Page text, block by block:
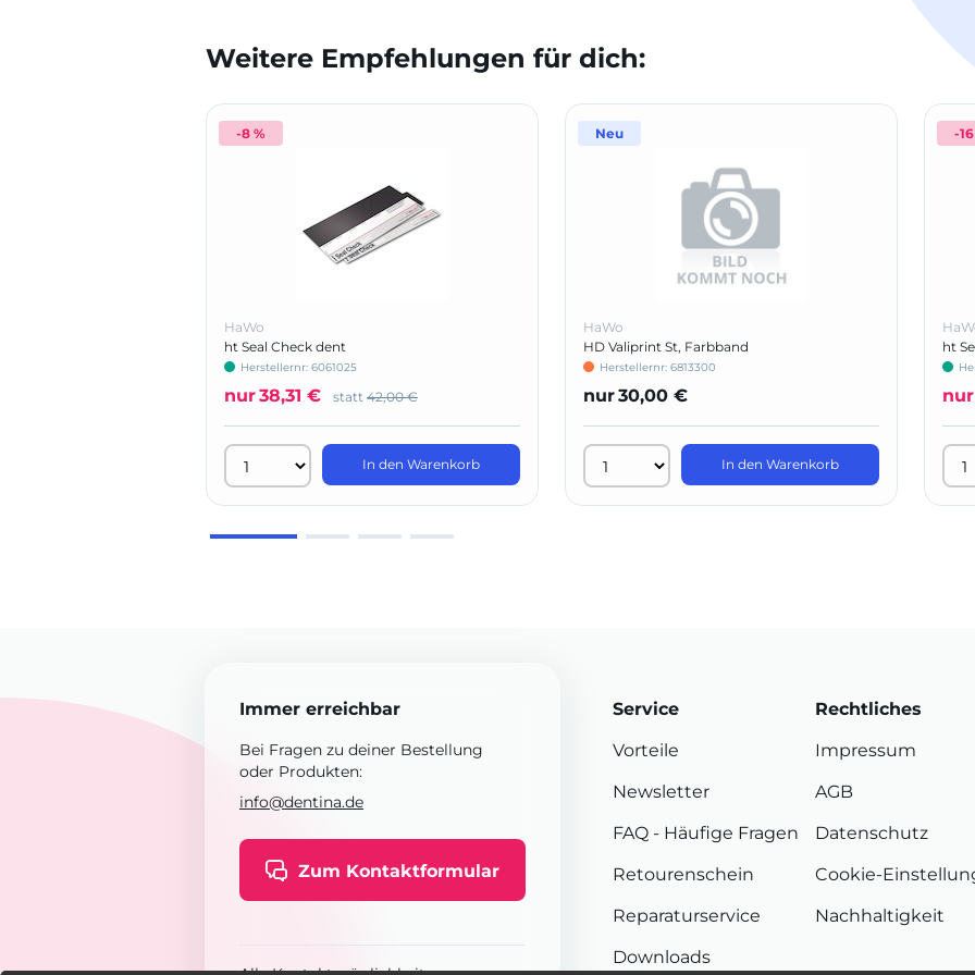
Weitere Empfehlungen für dich:
-8 %
HaWo
ht Seal Check dent
Herstellernr: 6061025
nur38,31 € statt 42,00 €
In den Warenkorb
Neu
HaWo
HD Valiprint St, Farbband
Herstellernr: 6813300
nur30,00 €
In den Warenkorb
-
ht
nur
Immer erreichbar
Bei Fragen zu deiner Bestellung
oder Produkten:
info@dentina.de
Zum Kontaktformular
Service
Vorteile
Newsletter
FAQ - Häufige Fragen
Retourenschein
Reparaturservice
Downloads
Rechtliches
Impressum
AGB
Datenschutz
Cookie-
Nachhaltigkeit